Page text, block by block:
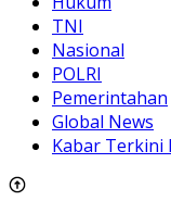
TNI
Nasional
POLRI
Pemerintahan
Global News
Kabar Terkini